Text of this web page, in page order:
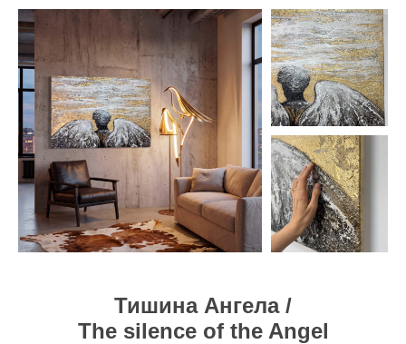
Тишина Ангела /
The silence of the Angel